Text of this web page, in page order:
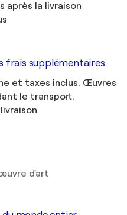
après la livraison
frais supplémentaires.
et taxes inclus. Œuvres
le transport.
d'art